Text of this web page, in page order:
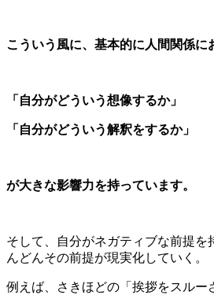
こういう風に、基本的に人間関係に
「自分がどういう想像するか」
「自分がどういう解釈をするか」
が大きな影響力を持っています。
そして、自分がネガティブな前提を
んどんその前提が現実化していく。
例えば、さきほどの「挨拶をスルー